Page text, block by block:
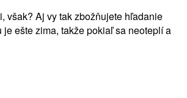
však? Aj vy tak zbožňujete hľadanie
je ešte zima, takže pokiaľ sa neoteplí a